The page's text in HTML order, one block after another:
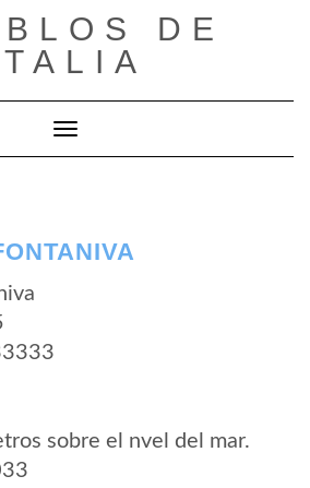
DE
Cambiar modo de navegación
sobre el nvel del mar.